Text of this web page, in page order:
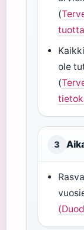
(
ole
(
3